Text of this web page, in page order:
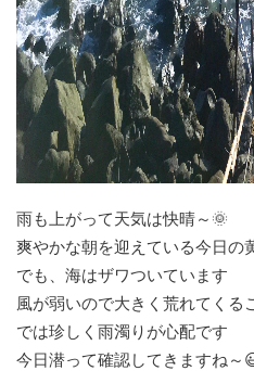
雨も上がって天気は快晴～🌞
爽やかな朝を迎えている今日の
でも、海はザワついています
風が弱いので大きく荒れてくる
では珍しく雨濁りが心配です
今日潜って確認してきますね～